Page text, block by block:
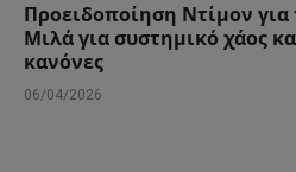
Προειδοποίηση Ντίμον
Μιλά για συστημικό χάος
κανόνες
06/04/2026